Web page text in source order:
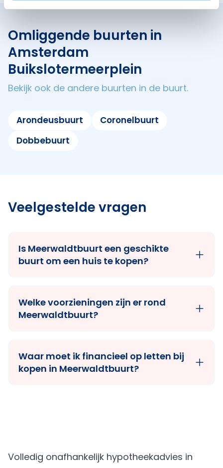
Omliggende buurten in
Amsterdam
Buikslotermeerplein
Bekijk ook de andere buurten in de buurt.
Arondeusbuurt
Coronelbuurt
Dobbebuurt
Veelgestelde vragen
Is Meerwaldtbuurt een geschikte
buurt om een huis te kopen?
Welke voorzieningen zijn er rond
Meerwaldtbuurt?
Waar moet ik financieel op letten bij
kopen in Meerwaldtbuurt?
Volledig onafhankelijk hypotheekadvies in